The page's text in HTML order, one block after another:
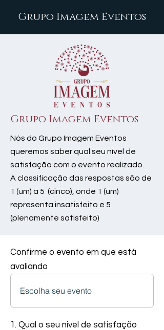
Grupo Imagem Eventos
Grupo Imagem Eventos
Nós do Grupo Imagem Eventos
queremos saber qual seu nível de
satisfação com o evento realizado.
A classificação das respostas são de
1 (um) a 5 (cinco), onde 1 (um)
representa insatisfeito e 5
(plenamente satisfeito)
Confirme o evento em que está
avaliando
1. Qual o seu nível de satisfação